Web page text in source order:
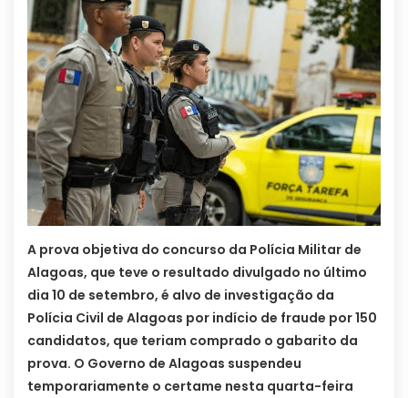
A prova objetiva do concurso da Polícia Militar de
Alagoas, que teve o resultado divulgado no último
dia 10 de setembro, é alvo de investigação da
Polícia Civil de Alagoas por indício de fraude por 150
candidatos, que teriam comprado o gabarito da
prova. O Governo de Alagoas suspendeu
temporariamente o certame nesta quarta-feira